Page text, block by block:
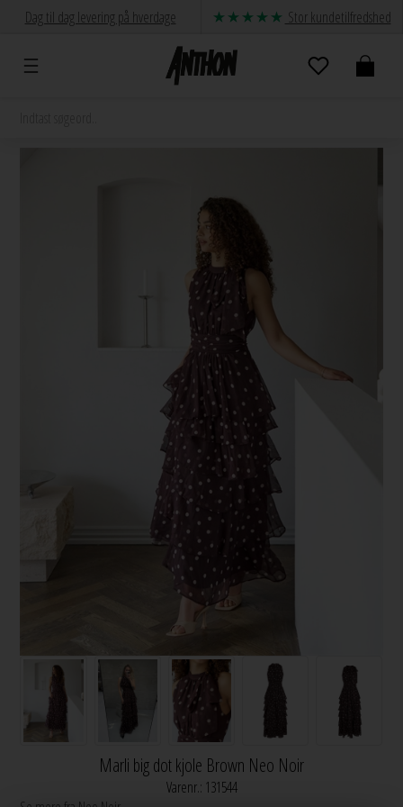
Dag til dag levering på hverdage Stor kundetilfredshed
Marli big dot kjole Brown Neo Noir
Varenr.: 131544